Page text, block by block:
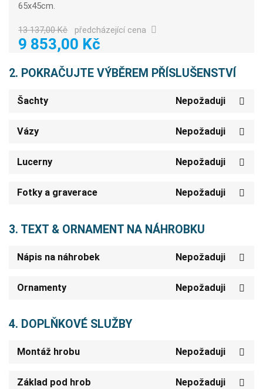
65x45cm.
13 137,00 Kč předcházející cena
9 853,00 Kč
2. POKRAČUJTE VÝBĚREM PŘÍSLUŠENSTVÍ
Šachty Nepožaduji
Vázy Nepožaduji
Lucerny Nepožaduji
Fotky a graverace Nepožaduji
3. TEXT & ORNAMENT NA NÁHROBKU
Nápis na náhrobek Nepožaduji
Ornamenty Nepožaduji
4. DOPLŇKOVÉ SLUŽBY
Montáž hrobu Nepožaduji
Základ pod hrob Nepožaduji